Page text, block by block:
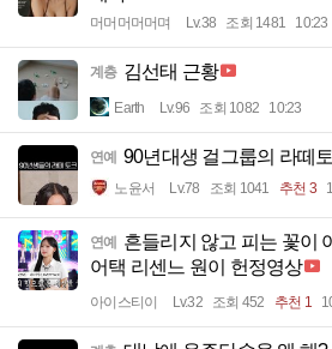
머머머머머며 Lv.38 조회 1481 10:23
계층 김선태 근황
Earth Lv.96 조회 1082 10:23
연예 90년대생 걸그룹의 라떼
노윤서 Lv.78 조회 1041 추천 3
연예
흔들리지 않고 피는 꽃이
어택 리센느 원이 헌정영상
아이스티이 Lv.32 조회 452 추천 1